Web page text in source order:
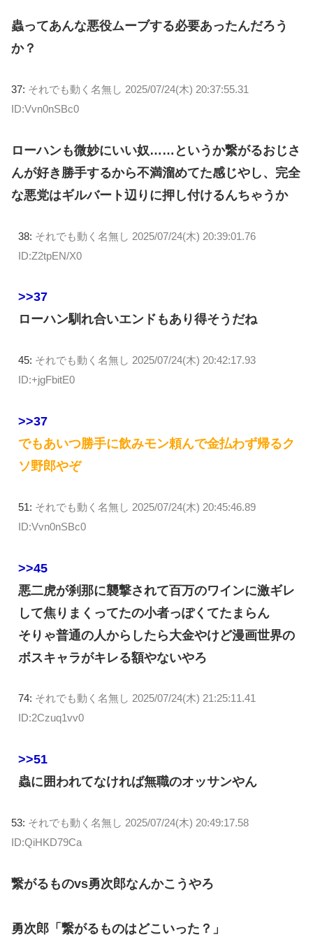
蟲ってあんな悪役ムーブする必要あったんだろう
か？
37: それでも動く名無し 2025/07/24(木) 20:37:55.31
ID:Vvn0nSBc0
ローハンも微妙にいい奴……というか繋がるおじさ
んが好き勝手するから不満溜めてた感じやし、完全
な悪党はギルバート辺りに押し付けるんちゃうか
38: それでも動く名無し 2025/07/24(木) 20:39:01.76
ID:Z2tpEN/X0
>>37
ローハン馴れ合いエンドもあり得そうだね
45: それでも動く名無し 2025/07/24(木) 20:42:17.93
ID:+jgFbitE0
>>37
でもあいつ勝手に飲みモン頼んで金払わず帰るク
ソ野郎やぞ
51: それでも動く名無し 2025/07/24(木) 20:45:46.89
ID:Vvn0nSBc0
>>45
悪二虎が刹那に襲撃されて百万のワインに激ギレ
して焦りまくってたの小者っぽくてたまらん
そりゃ普通の人からしたら大金やけど漫画世界の
ボスキャラがキレる額やないやろ
74: それでも動く名無し 2025/07/24(木) 21:25:11.41
ID:2Czuq1vv0
>>51
蟲に囲われてなければ無職のオッサンやん
53: それでも動く名無し 2025/07/24(木) 20:49:17.58
ID:QiHKD79Ca
繋がるものvs勇次郎なんかこうやろ
勇次郎「繋がるものはどこいった？」